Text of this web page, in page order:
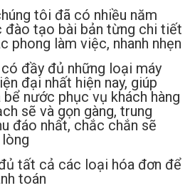
tôi đã có nhiều năm
đào tạo bài bản từng chi tiết
phong làm việc, nhanh nhẹn
đầy đủ những loại máy
đại nhất hiện nay, giúp
nước phục vụ khách hàng
sẽ và gọn gàng, trung
đáo nhất, chắc chắn sẽ
tất cả các loại hóa đơn để
toán